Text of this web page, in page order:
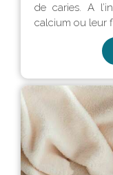
de caries. A
calcium ou leur